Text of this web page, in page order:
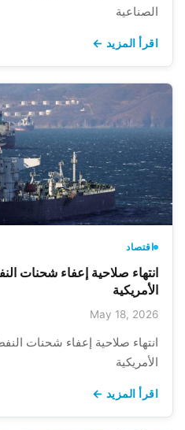
الصناعية
اقرأ المزيد ←
اقتصاد
انتهاء صلاحية إعفاء شحنات
الأمريكية
May 18, 2026
انتهاء صلاحية إعفاء شحنات
الأمريكية
اقرأ المزيد ←